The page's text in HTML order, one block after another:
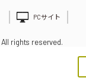
PCサイト
rights reserved.